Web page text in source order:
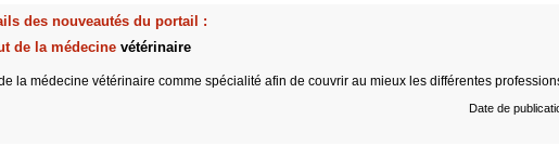
des nouveautés du portail :
de la médecine vétérinaire
la médecine vétérinaire comme spécialité afin de couvrir au mieux les différentes
Date de